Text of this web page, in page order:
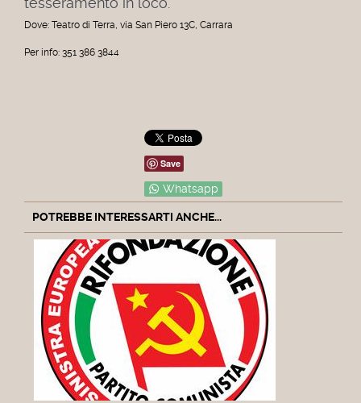
Dove: Teatro di Terra, via San Piero 13C, Carrara
Per info: 351 386 3844
Save
Whatsapp
POTREBBE INTERESSARTI ANCHE...